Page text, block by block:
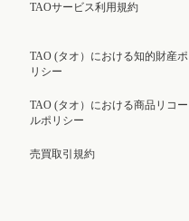
TAOサービス利用規約
TAO (タオ）における知的財産ポ
リシー
TAO (タオ）における商品リコー
ルポリシー
売買取引規約